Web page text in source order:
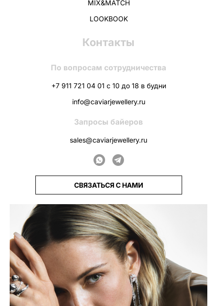
MIX&MATCH
LOOKBOOK
Контакты
По вопросам сотрудничества
+7 911 721 04 01 с 10 до 18 в будни
info@caviarjewellery.ru
Запросы байеров
sales@caviarjewellery.ru
СВЯЗАТЬСЯ С НАМИ